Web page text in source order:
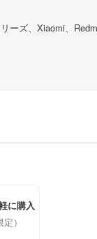
ーズ、Xiaomi、
に購入
）